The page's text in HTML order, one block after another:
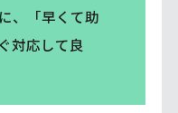
、「早くて助
対応して良